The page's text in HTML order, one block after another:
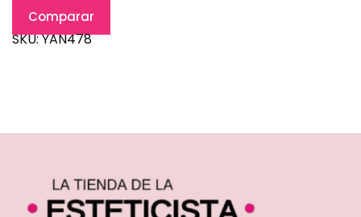
Comparar
SKU:YAN478